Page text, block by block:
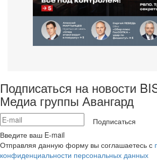
Подписаться на новости
Медиа группы Авангард
Подписаться
Введите ваш E-mail
Отправляя данную форму вы соглашаетесь с
конфиденциальности персональных данных